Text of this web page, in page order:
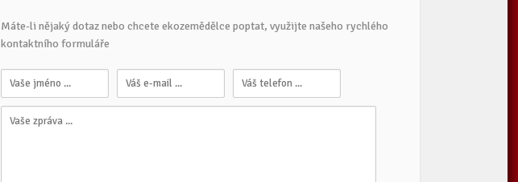
Máte-li nějaký dotaz nebo chcete ekozemědělce poptat, využijte našeho rychlého
kontaktního formuláře